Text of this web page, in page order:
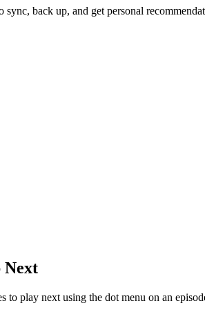
sync, back up, and get personal
Next
to play next using the dot menu on an